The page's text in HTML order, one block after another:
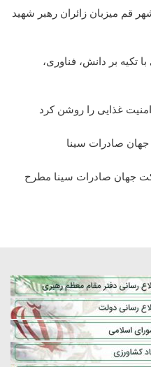
قم میزبان زائران رهبر شهید
تکیه بر دانش، فناوری،
غذایی را روشن کرد
صادرات سینا
جهان صادرات سینا مطرح